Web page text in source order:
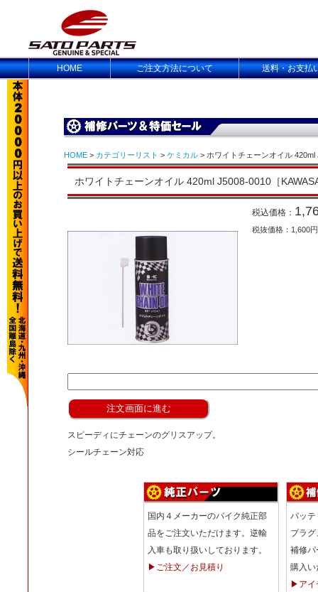
HOME ご注文方法について 送料・お支払
HOME > カテゴリーリスト > ケミカル > ホワイトチェーンオイル 420ml
ホワイトチェーンオイル 420ml J5008-0010［
税込価格：
税抜価格：1,600円
スピーディにチェーンのグリスアップ。
シールチェーン対応
国内４メーカーのバイク純正部
品をご注文いただけます。逆輸
入車も取り扱いしております。
▶ご注文／お見積り
バッテ
プラ
補修パ
購入い
▶アイ